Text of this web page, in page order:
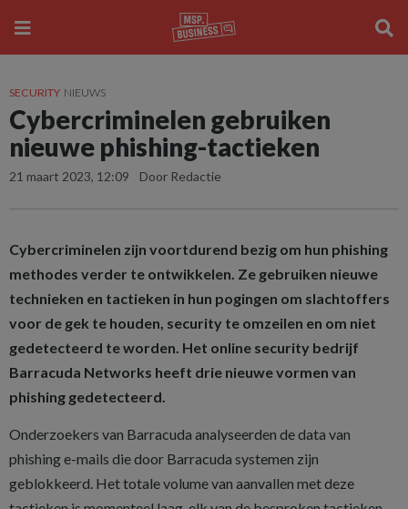
SECURITY NIEUWS
Cybercriminelen gebruiken
nieuwe phishing-tactieken
21 maart 2023, 12:09 Door Redactie
Cybercriminelen zijn voortdurend bezig om hun phishing
methodes verder te ontwikkelen. Ze gebruiken nieuwe
technieken en tactieken in hun pogingen om slachtoffers
voor de gek te houden, security te omzeilen en om niet
gedetecteerd te worden. Het online security bedrijf
Barracuda Networks heeft drie nieuwe vormen van
phishing gedetecteerd.
Onderzoekers van Barracuda analyseerden de data van
phishing e-mails die door Barracuda systemen zijn
geblokkeerd. Het totale volume van aanvallen met deze